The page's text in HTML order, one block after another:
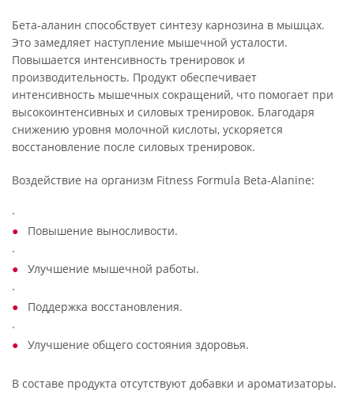
Бета-аланин способствует синтезу карнозина в мышцах.
Это замедляет наступление мышечной усталости.
Повышается интенсивность тренировок и
производительность. Продукт обеспечивает
интенсивность мышечных сокращений, что помогает при
высокоинтенсивных и силовых тренировок. Благодаря
снижению уровня молочной кислоты, ускоряется
восстановление после силовых тренировок.
Воздействие на организм Fitness Formula Beta-Alanine:
·
Повышение выносливости.
·
Улучшение мышечной работы.
·
Поддержка восстановления.
·
Улучшение общего состояния здоровья.
В составе продукта отсутствуют добавки и ароматизаторы.